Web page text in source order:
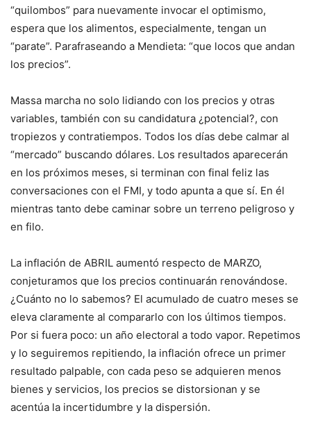
“quilombos” para nuevamente invocar el optimismo,
espera que los alimentos, especialmente, tengan un
“parate”. Parafraseando a Mendieta: “que locos que andan
los precios”.
Massa marcha no solo lidiando con los precios y otras
variables, también con su candidatura ¿potencial?, con
tropiezos y contratiempos. Todos los días debe calmar al
“mercado” buscando dólares. Los resultados aparecerán
en los próximos meses, si terminan con final feliz las
conversaciones con el FMI, y todo apunta a que sí. En él
mientras tanto debe caminar sobre un terreno peligroso y
en filo.
La inflación de ABRIL aumentó respecto de MARZO,
conjeturamos que los precios continuarán renovándose.
¿Cuánto no lo sabemos? El acumulado de cuatro meses se
eleva claramente al compararlo con los últimos tiempos.
Por si fuera poco: un año electoral a todo vapor. Repetimos
y lo seguiremos repitiendo, la inflación ofrece un primer
resultado palpable, con cada peso se adquieren menos
bienes y servicios, los precios se distorsionan y se
acentúa la incertidumbre y la dispersión.